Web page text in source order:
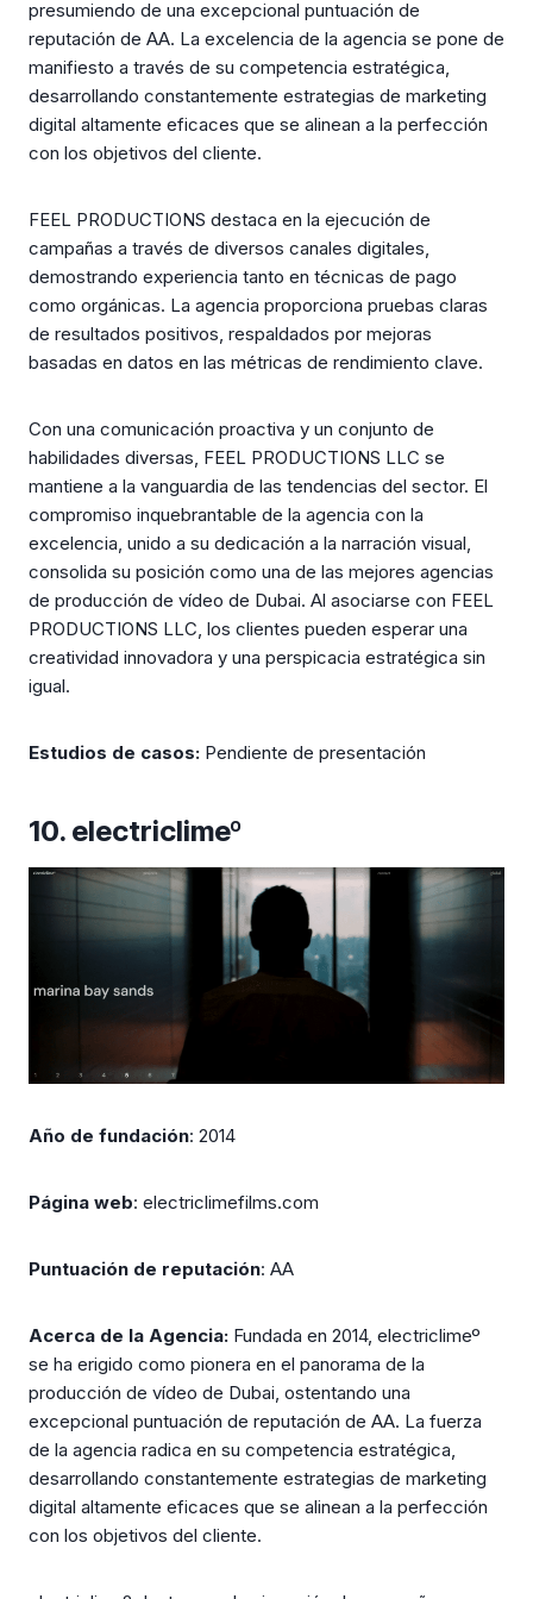
presumiendo de una excepcional puntuación de
reputación de AA. La excelencia de la agencia se pone de
manifiesto a través de su competencia estratégica,
desarrollando constantemente estrategias de marketing
digital altamente eficaces que se alinean a la perfección
con los objetivos del cliente.
FEEL PRODUCTIONS destaca en la ejecución de
campañas a través de diversos canales digitales,
demostrando experiencia tanto en técnicas de pago
como orgánicas. La agencia proporciona pruebas claras
de resultados positivos, respaldados por mejoras
basadas en datos en las métricas de rendimiento clave.
Con una comunicación proactiva y un conjunto de
habilidades diversas, FEEL PRODUCTIONS LLC se
mantiene a la vanguardia de las tendencias del sector. El
compromiso inquebrantable de la agencia con la
excelencia, unido a su dedicación a la narración visual,
consolida su posición como una de las mejores agencias
de producción de vídeo de Dubai. Al asociarse con FEEL
PRODUCTIONS LLC, los clientes pueden esperar una
creatividad innovadora y una perspicacia estratégica sin
igual.
Estudios de casos: Pendiente de presentación
10. electriclimeº
Año de fundación: 2014
Página web: electriclimefilms.com
Puntuación de reputación: AA
Acerca de la Agencia: Fundada en 2014, electriclimeº
se ha erigido como pionera en el panorama de la
producción de vídeo de Dubai, ostentando una
excepcional puntuación de reputación de AA. La fuerza
de la agencia radica en su competencia estratégica,
desarrollando constantemente estrategias de marketing
digital altamente eficaces que se alinean a la perfección
con los objetivos del cliente.